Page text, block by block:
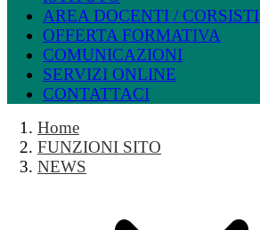
AREA DOCENTI / CORSISTI
OFFERTA FORMATIVA
COMUNICAZIONI
SERVIZI ONLINE
CONTATTACI
Home
FUNZIONI SITO
NEWS